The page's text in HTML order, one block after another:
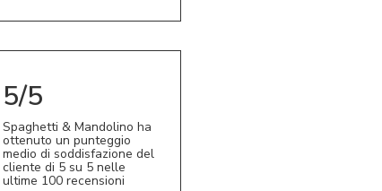
5/5
Spaghetti & Mandolino ha
ottenuto un punteggio
medio di soddisfazione del
cliente di 5 su 5 nelle
ultime 100 recensioni